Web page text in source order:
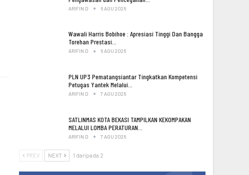
ARIFIN D 6 AGU 2026
Wawali Harris Bobihoe : Apresiasi Tinggi Dan Bangga
Torehan Prestasi…
ARIFIN D 6 AGU 2026
PLN UP3 Pematangsiantar Tingkatkan Kompetensi
Petugas Yantek Melalui…
ARIFIN D 7 AGU 2026
SATLINMAS KOTA BEKASI TAMPILKAN KEKOMPAKAN
MELALUI LOMBA PERATURAN…
ARIFIN D 7 AGU 2026
PREV NEXT 1 daripada 2